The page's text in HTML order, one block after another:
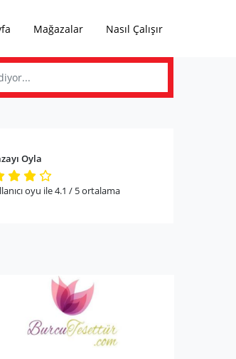
Mağazalar Nasıl Çalışır
Oyla
oyu ile4.1 / 5ortalama